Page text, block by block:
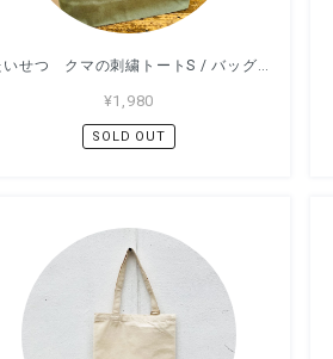
¥1,980
SOLD OUT